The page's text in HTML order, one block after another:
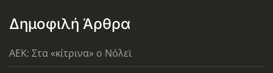
Δημοφιλή Άρθρα
AEK: Στα «κίτρινα» ο Νόλεϊ